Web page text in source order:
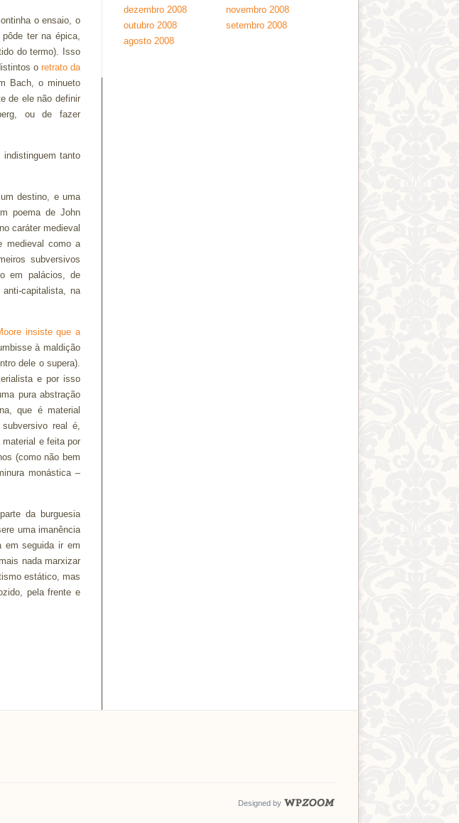
o ensaio, o
ter na épica,
do termo). Isso
o retrato da
Bach, o minueto
de ele não definir
ou de fazer
tanto
destino, e uma
poema de John
caráter medieval
medieval como a
subversivos
em palácios, de
capitalista, na
insiste que a
à maldição
dele o supera).
e por isso
pura abstração
que é material
real é,
e feita por
(como não bem
monástica –
da burguesia
uma imanência
em seguida ir em
nada marxizar
estático, mas
pela frente e
dezembro 2008
novembro 2008
outubro 2008
setembro 2008
agosto 2008
Designed by